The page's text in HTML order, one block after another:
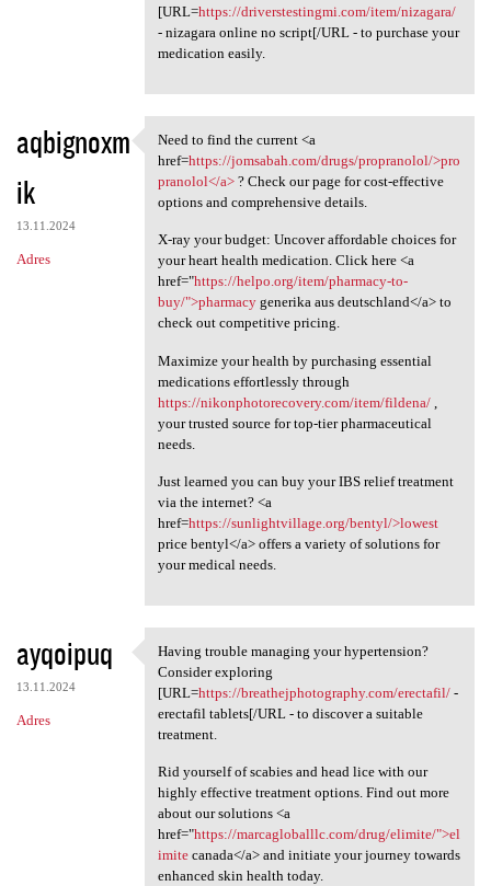
[URL=https://driverstestingmi.com/item/nizagara/
- nizagara online no script[/URL - to purchase your
medication easily.
aqbignoxm
ik
13.11.2024
Adres
Need to find the current <a
Need to find the current <a
href=https://jomsabah.com/drugs/propranolol/>pro
pranolol</a>? Check our page for cost-effective
options and comprehensive details.
X-ray your budget: Uncover affordable choices for
your heart health medication. Click here <a
href="https://helpo.org/item/pharmacy-to-
buy/">pharmacygenerika aus deutschland</a> to
check out competitive pricing.
Maximize your health by purchasing essential
medications effortlessly through
https://nikonphotorecovery.com/item/fildena/,
your trusted source for top-tier pharmaceutical
needs.
Just learned you can buy your IBS relief treatment
via the internet? <a
href=https://sunlightvillage.org/bentyl/>lowest
price bentyl</a> offers a variety of solutions for
your medical needs.
ayqoipuq
13.11.2024
Adres
Having trouble managing your
Having trouble managing your hypertension?
Consider exploring
[URL=https://breathejphotography.com/erectafil/-
erectafil tablets[/URL - to discover a suitable
treatment.
Rid yourself of scabies and head lice with our
highly effective treatment options. Find out more
about our solutions <a
href="https://marcagloballlc.com/drug/elimite/">el
imitecanada</a> and initiate your journey towards
enhanced skin health today.